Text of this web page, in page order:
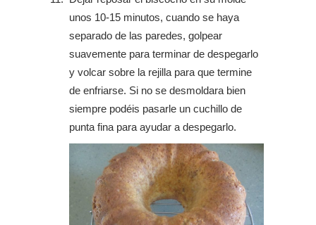
unos 10-15 minutos, cuando se haya
separado de las paredes, golpear
suavemente para terminar de despegarlo
y volcar sobre la rejilla para que termine
de enfriarse. Si no se desmoldara bien
siempre podéis pasarle un cuchillo de
punta fina para ayudar a despegarlo.